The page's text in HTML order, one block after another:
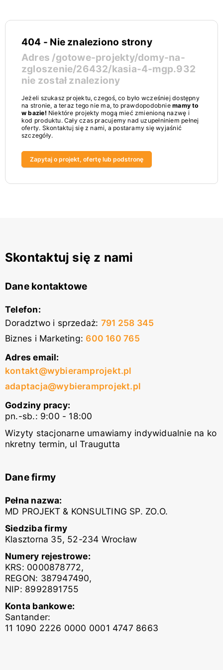
404 - Nie znaleziono strony
Adres /gotowe-projekty/domy-na-
zgloszenie/26432/kasia-4-mgp.932
nie został znaleziony
Jeżeli szukasz projektu, czegoś, co było wcześniej dostępny
na stronie, a teraz tego nie ma, to prawdopodobniemamy to
w bazie! Niektóre projekty mogą mieć zmienioną nazwę i
kod produktu. Cały czas pracujemy nad uzupełniniem pełnej
oferty. Skontaktuj się z nami, a postaramy się wyjaśnić
szczegóły.
Zapytaj o projekt, ofertę lub podstronę
Skontaktuj się z nami
Dane kontaktowe
Telefon:
Doradztwo i sprzedaż: 791 258 345
Biznes i Marketing: 600 160 765
Adres email:
kontakt@wybieramprojekt.pl
adaptacja@wybieramprojekt.pl
Godziny pracy:
pn.-sb.: 9:00 - 18:00
Wizyty stacjonarne umawiamy indywidualnie na ko
nkretny termin, ul Traugutta
Dane firmy
Pełna nazwa:
MD PROJEKT & KONSULTING SP. ZO.O.
Siedziba firmy
Klasztorna 35, 52-234 Wrocław
Numery rejestrowe:
KRS: 0000878772,
REGON: 387947490,
NIP: 8992891755
Konta bankowe:
Santander:
11 1090 2226 0000 0001 4747 8663